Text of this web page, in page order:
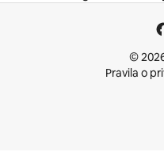
©
Pravila o